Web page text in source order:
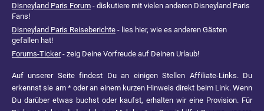
Disneyland Paris Forum - diskutiere mit vielen anderen Disneyland Paris
Fans!
Disneyland Paris Reiseberichte - lies hier, wie es anderen Gästen
gefallen hat!
Forums-Ticker- zeig Deine Vorfreude auf Deinen Urlaub!
Auf unserer Seite findest Du an einigen Stellen Affiliate-Links. Du
erkennst sie am * oder an einem kurzen Hinweis direkt beim Link. Wenn
Du darüber etwas buchst oder kaufst, erhalten wir eine Provision. Für